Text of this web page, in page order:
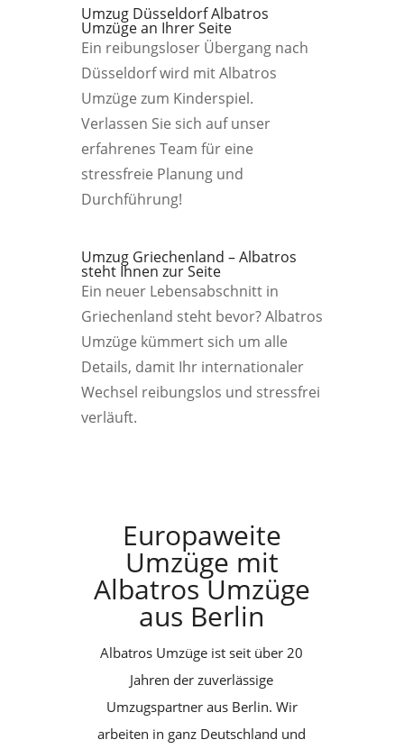
Umzug Düsseldorf Albatros
Umzüge an Ihrer Seite
Ein reibungsloser Übergang nach
Düsseldorf wird mit Albatros
Umzüge zum Kinderspiel.
Verlassen Sie sich auf unser
erfahrenes Team für eine
stressfreie Planung und
Durchführung!
Umzug Griechenland – Albatros
steht Ihnen zur Seite
Ein neuer Lebensabschnitt in
Griechenland steht bevor? Albatros
Umzüge kümmert sich um alle
Details, damit Ihr internationaler
Wechsel reibungslos und stressfrei
verläuft.
Europaweite
Umzüge mit
Albatros Umzüge
aus Berlin
Albatros Umzüge ist seit über 20
Jahren der zuverlässige
Umzugspartner aus Berlin. Wir
arbeiten in ganz Deutschland und